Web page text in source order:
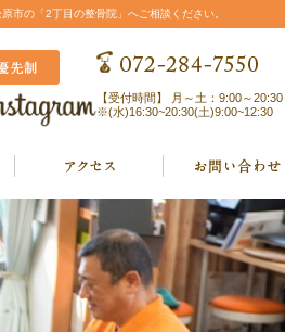
市の「2丁目の整骨院」へご相談ください。
【受付時間】 月～土：9:00～20:30
※(水)16:30~20:30(土)9:00~12:30